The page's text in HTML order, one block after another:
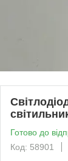
Готово до
Код: 58901